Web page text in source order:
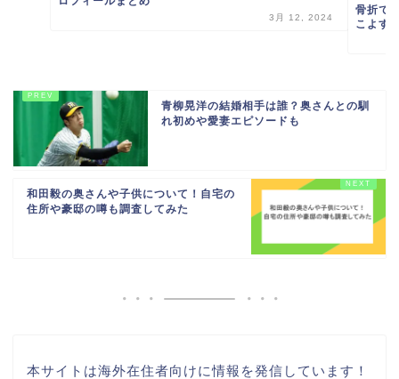
3月 12, 2024
骨折で
こよす
青柳晃洋の結婚相手は誰？奥さんとの馴
れ初めや愛妻エピソードも
和田毅の奥さんや子供について！自宅の
住所や豪邸の噂も調査してみた
本サイトは海外在住者向けに情報を発信しています！